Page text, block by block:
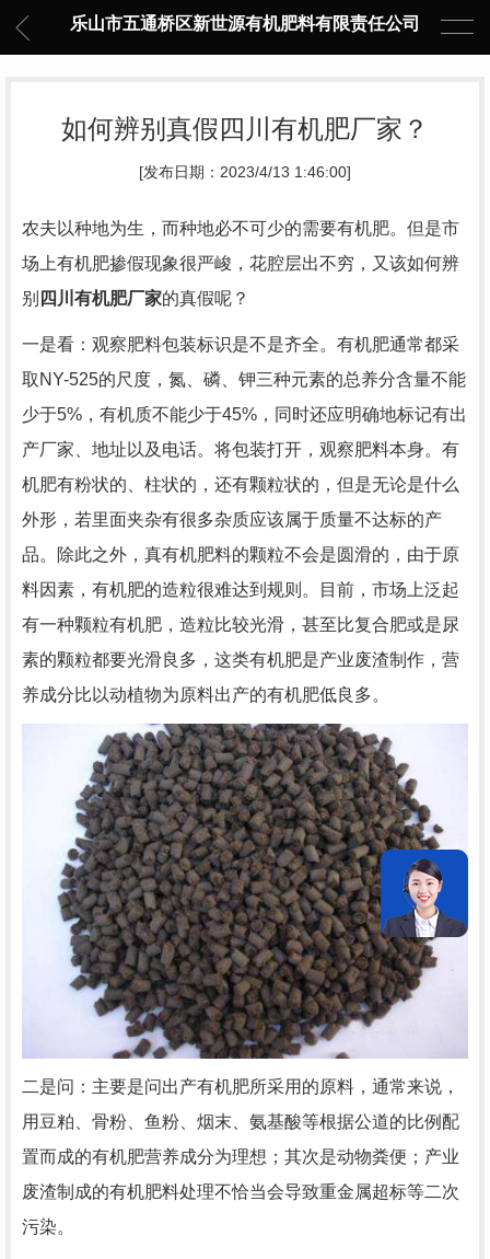
乐山市五通桥区新世源有机肥料有限责任公司
如何辨别真假四川有机肥厂家？
[发布日期：2023/4/13 1:46:00]
农夫以种地为生，而种地必不可少的需要有机肥。但是市
场上有机肥掺假现象很严峻，花腔层出不穷，又该如何辨
别 四川有机肥厂家的真假呢？
一是看：观察肥料包装标识是不是齐全。有机肥通常都采
取NY-525的尺度，氮、磷、钾三种元素的总养分含量不能
少于5%，有机质不能少于45%，同时还应明确地标记有出
产厂家、地址以及电话。将包装打开，观察肥料本身。有
机肥有粉状的、柱状的，还有颗粒状的，但是无论是什么
外形，若里面夹杂有很多杂质应该属于质量不达标的产
品。除此之外，真有机肥料的颗粒不会是圆滑的，由于原
料因素，有机肥的造粒很难达到规则。目前，市场上泛起
有一种颗粒有机肥，造粒比较光滑，甚至比复合肥或是尿
素的颗粒都要光滑良多，这类有机肥是产业废渣制作，营
养成分比以动植物为原料出产的有机肥低良多。
二是问：主要是问出产有机肥所采用的原料，通常来说，
用豆粕、骨粉、鱼粉、烟末、氨基酸等根据公道的比例配
置而成的有机肥营养成分为理想；其次是动物粪便；产业
废渣制成的有机肥料处理不恰当会导致重金属超标等二次
污染。